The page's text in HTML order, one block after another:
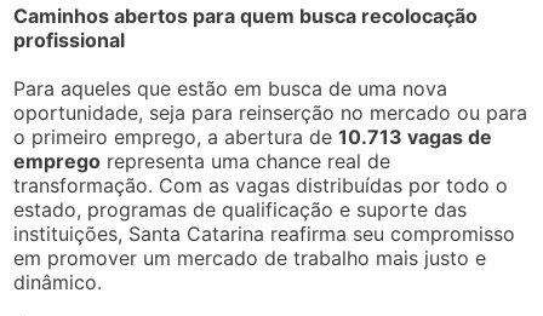
Caminhos abertos para quem busca recolocação
profissional
Para aqueles que estão em busca de uma nova
oportunidade, seja para reinserção no mercado ou para
o primeiro emprego, a abertura de10.713 vagas de
emprego representa uma chance real de
transformação. Com as vagas distribuídas por todo o
estado, programas de qualificação e suporte das
instituições, Santa Catarina reafirma seu compromisso
em promover um mercado de trabalho mais justo e
dinâmico.